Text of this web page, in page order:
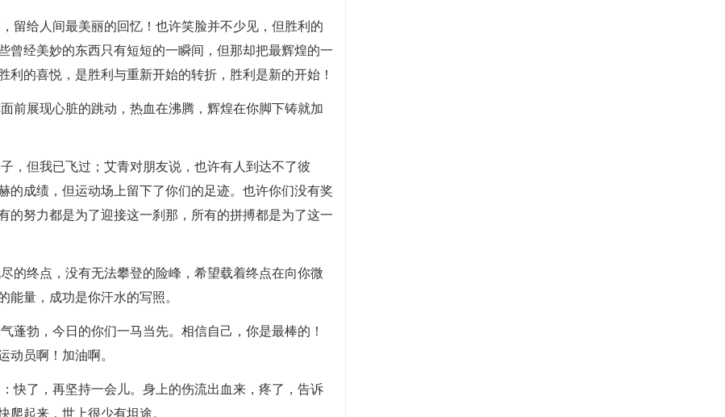
留给人间最美丽的回忆！也许笑脸并不少见，但胜利的
曾经美妙的东西只有短短的一瞬间，但那却把最辉煌的一
的喜悦，是胜利与重新开始的转折，胜利是新的开始！
前展现心脏的跳动，热血在沸腾，辉煌在你脚下铸就加
，但我已飞过；艾青对朋友说，也许有人到达不了彼
的成绩，但运动场上留下了你们的足迹。也许你们没有奖
的努力都是为了迎接这一刹那，所有的拼搏都是为了这一
的终点，没有无法攀登的险峰，希望载着终点在向你微
能量，成功是你汗水的写照。
蓬勃，今日的你们一马当先。相信自己，你是最棒的！
动员啊！加油啊。
快了，再坚持一会儿。身上的伤流出血来，疼了，告诉
爬起来，世上很少有坦途。